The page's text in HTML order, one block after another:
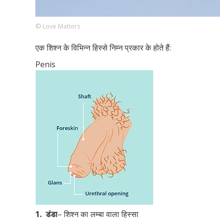
Footer
Company
हमारे सिद्धांत Just Poocho संपर्क करें
© Love Matters
एक शिश्न के विभिन्न हिस्से निम्न प्रकार के होते हैं:
Penis
1. डंडा– शिश्न का लम्बा वाला हिस्सा